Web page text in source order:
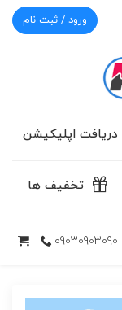
ورود / ثبت نام
دریافت اپلیکیشن
تخفیف ها
09030903090